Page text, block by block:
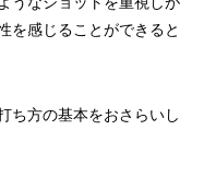
を感じることができると
ち方の基本をおさらいし